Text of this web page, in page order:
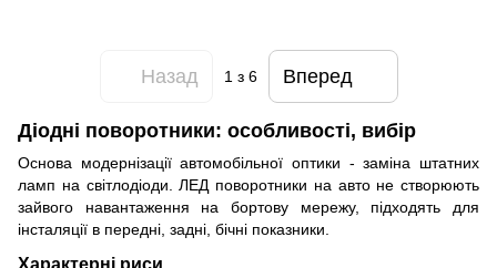
Назад 1 з 6 Вперед
Діодні поворотники: особливості, вибір
Основа модернізації автомобільної оптики - заміна штатних
ламп на світлодіоди. ЛЕД поворотники на авто не створюють
зайвого навантаження на бортову мережу, підходять для
інсталяції в передні, задні, бічні показники.
Характерні риси